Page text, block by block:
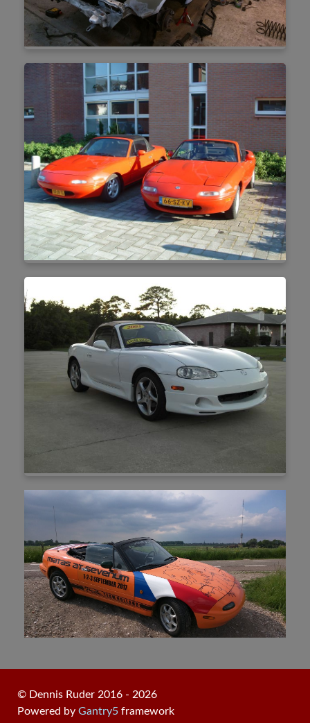
© Dennis Ruder 2016 - 2026
Powered by Gantry5 framework